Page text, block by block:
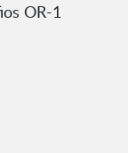
OR-1